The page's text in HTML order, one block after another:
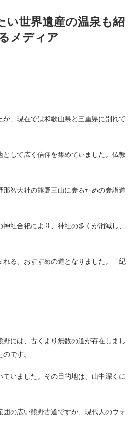
い世界遺産の温泉も紹
メディア
、現在では和歌山県と三重県に別れて
して広く信仰を集めていました。仏教
智大社の熊野三山に参るための参詣道
社合祀により、神社の多くが消滅し、
る、おすすめの道となりました。「紀
には、古くより無数の道が存在しまし
です。
いました。その目的地は、山中深くに
の広い熊野古道ですが、現代人のウォ